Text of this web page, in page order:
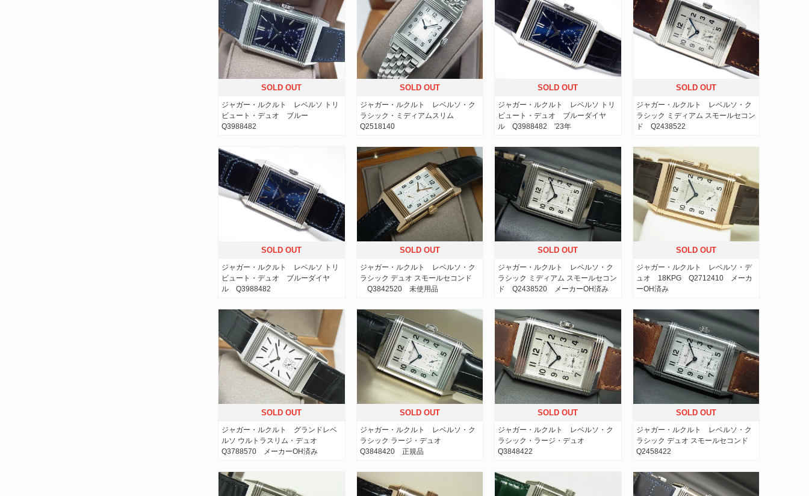
SOLD OUT
ジャガー・ルクルト レベルソ トリ
ビュート・デュオ ブルー
Q3988482
SOLD OUT
ジャガー・ルクルト レベルソ・ク
ラシック・ミディアムスリム
Q2518140
SOLD OUT
ジャガー・ルクルト レベルソ トリ
ビュート・デュオ ブルーダイヤ
ル Q3988482 '23年
SOLD OUT
ジャガー・ルクルト レベルソ・ク
ラシック ミディアム スモールセコン
ド Q2438522
SOLD OUT
ジャガー・ルクルト レベルソ トリ
ビュート・デュオ ブルーダイヤ
ル Q3988482
SOLD OUT
ジャガー・ルクルト レベルソ・ク
ラシック デュオ スモールセコンド
Q3842520 未使用品
SOLD OUT
ジャガー・ルクルト レベルソ・ク
ラシック ミディアム スモールセコン
ド Q2438520 メーカーOH済み
SOLD OUT
ジャガー・ルクルト レベルソ・デ
ュオ 18KPG Q2712410 メーカ
ーOH済み
SOLD OUT
ジャガー・ルクルト グランドレベ
ルソ ウルトラスリム・デュオ
Q3788570 メーカーOH済み
SOLD OUT
ジャガー・ルクルト レベルソ・ク
ラシック ラージ・デュオ
Q3848420 正規品
SOLD OUT
ジャガー・ルクルト レベルソ・ク
ラシック・ラージ・デュオ
Q3848422
SOLD OUT
ジャガー・ルクルト レベルソ・ク
ラシック デュオ スモールセコンド
Q2458422